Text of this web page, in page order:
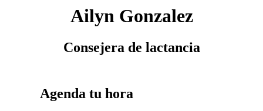
Ailyn Gonzalez
Consejera de lactancia
Agenda tu hora